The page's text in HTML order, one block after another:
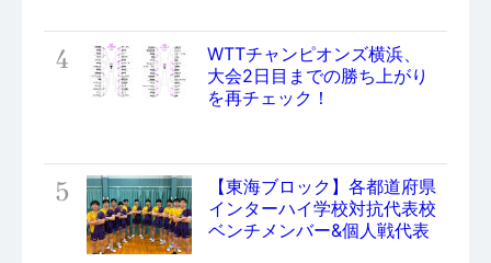
4
WTTチャンピオンズ横浜、
大会2日目までの勝ち上がり
を再チェック！
5
【東海ブロック】各都道府県
インターハイ学校対抗代表校
ベンチメンバー&個人戦代表